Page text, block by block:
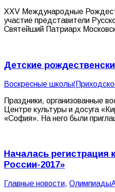
ХХV Международные
участие представители
Святейший Патриарх
Детские
Воскресные
Праздники, организованные
Центре культуры и досуга
«София». На него были
Началась регистрация
России-2017»
Главные новости, Олимпиады